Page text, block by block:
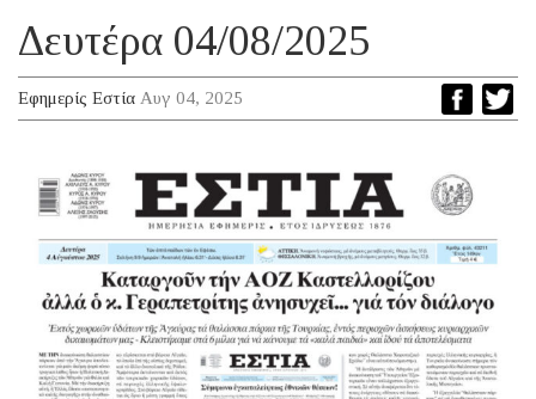
Δευτέρα 04/08/2025
Εφημερίς Εστία Αυγ 04, 2025